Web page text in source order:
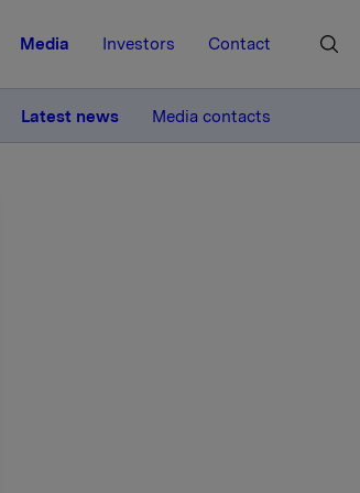
Media Investors Contact
Latest news Media contacts